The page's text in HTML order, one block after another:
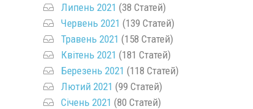
Липень 2021 (38 Статей)
Червень 2021 (139 Статей)
Травень 2021 (158 Статей)
Квітень 2021 (181 Статей)
Березень 2021 (118 Статей)
Лютий 2021 (99 Статей)
Січень 2021 (80 Статей)